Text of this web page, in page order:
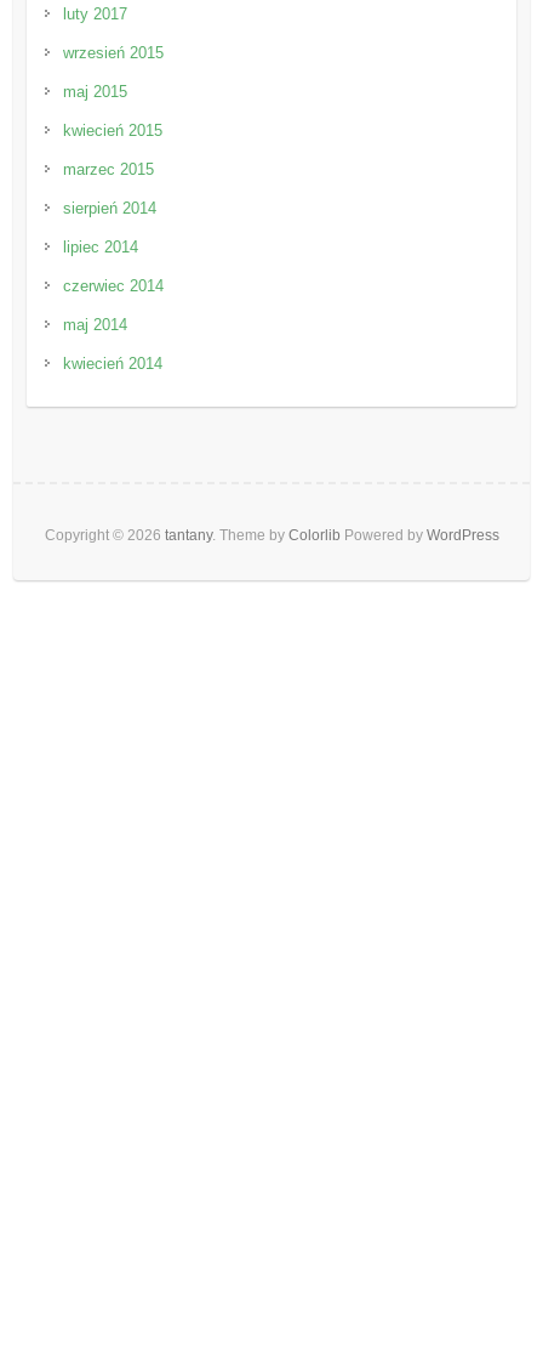
luty 2017
wrzesień 2015
maj 2015
kwiecień 2015
marzec 2015
sierpień 2014
lipiec 2014
czerwiec 2014
maj 2014
kwiecień 2014
Copyright © 2026 tantany. Theme by Colorlib Powered by WordPress